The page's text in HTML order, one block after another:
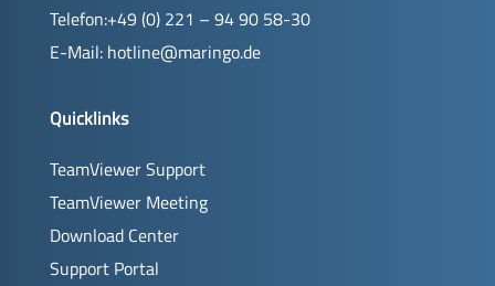
Telefon:+49 (0) 221 – 94 90 58-30
E-Mail: hotline@maringo.de
Quicklinks
TeamViewer Support
TeamViewer Meeting
Download Center
Support Portal